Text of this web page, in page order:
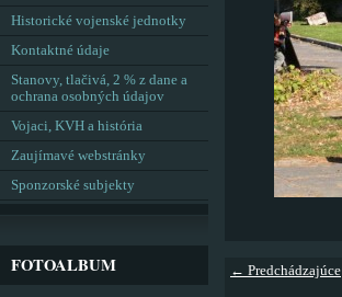
← Predchádzajúce
Historické vojenské jednotky
Kontaktné údaje
Stanovy, tlačivá, 2 % z dane a
ochrana osobných údajov
Vojaci, KVH a história
Zaujímavé webstránky
Sponzorské subjekty
FOTOALBUM